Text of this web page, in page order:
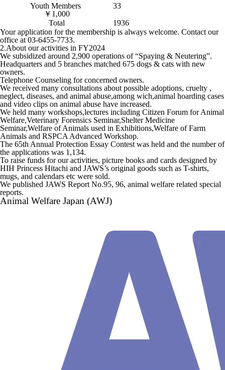
Youth Members
￥1,000
33
Total
1936
Your application for the membership is always welcome. Contact our
office at 03-6455-7733.
2.About our activities in FY2024
We subsidized around 2,900 operations of “Spaying & Neutering”.
Headquarters and 5 branches matched 675 dogs & cats with new
owners.
Telephone Counseling for concerned owners.
We received many consultations about possible adoptions, cruelty ,
neglect, diseases, and animal abuse,among wich,animal hoarding cases
and video clips on animal abuse have increased.
We held many workshops,lectures including Citizen Forum for Animal
Welfare,Veterinary Forensics Seminar,Shelter Medicine
Seminar,Welfare of Animals used in Exhibitions,Welfare of Farm
Animals and RSPCA Advanced Workshop.
The 65th Annual Protection Essay Contest was held and the number of
the applications was 1,134.
To raise funds for our activities, picture books and cards designed by
HIH Princess Hitachi and JAWS’s original goods such as T-shirts,
mugs, and calendars etc were sold.
We published JAWS Report No.95, 96, animal welfare related special
reports.
Animal Welfare Japan (AWJ)